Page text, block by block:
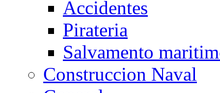
Accidentes
Pirateria
Salvamento
Construccion Naval